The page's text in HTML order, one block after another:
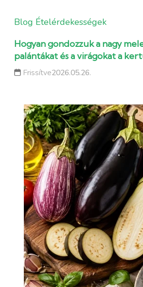
Blog Ételérdekességek
Hogyan gondozzuk a nagy
palántákat és a virágokat a
Frissítve2026.05.26.